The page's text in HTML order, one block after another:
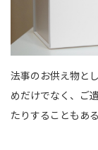
法事のお供え物と
めだけでなく、ご
たりすることもあ